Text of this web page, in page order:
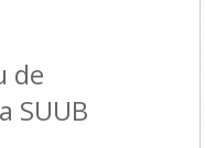
de
SUUB